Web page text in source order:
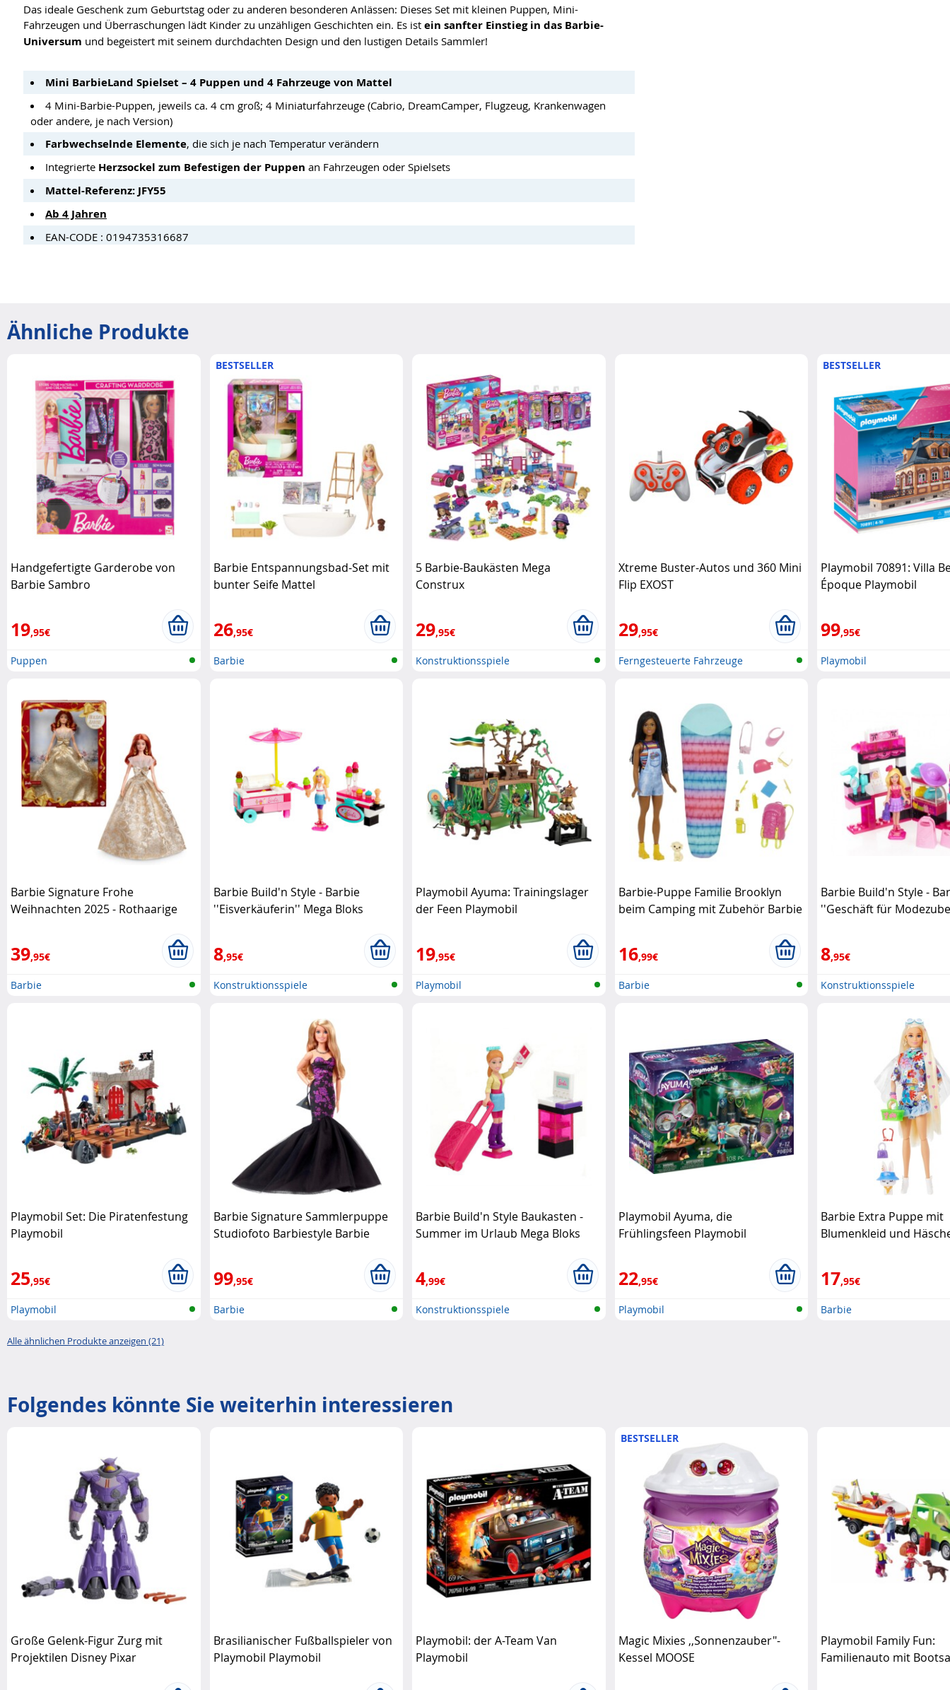
Das ideale Geschenk zum Geburtstag oder zu anderen besonderen Anlässen: Dieses Set mit kleinen Puppen, Mini-
Fahrzeugen und Überraschungen lädt Kinder zu unzähligen Geschichten ein. Es ist ein sanfter Einstieg in das Barbie-
Universum und begeistert mit seinem durchdachten Design und den lustigen Details Sammler!
Mini BarbieLand Spielset – 4 Puppen und 4 Fahrzeuge von Mattel
4 Mini-Barbie-Puppen, jeweils ca. 4 cm groß; 4 Miniaturfahrzeuge (Cabrio, DreamCamper, Flugzeug, Krankenwagen
oder andere, je nach Version)
Farbwechselnde Elemente, die sich je nach Temperatur verändern
Integrierte Herzsockel zum Befestigen der Puppen an Fahrzeugen oder Spielsets
Mattel-Referenz: JFY55
Ab 4 Jahren
EAN-CODE : 0194735316687
Ähnliche Produkte
Handgefertigte Garderobe von
Barbie Sambro
19,95€
Puppen
BESTSELLER
Barbie Entspannungsbad-Set mit
bunter Seife Mattel
26,95€
Barbie
5 Barbie-Baukästen Mega
Construx
29,95€
Konstruktionsspiele
Xtreme Buster-Autos und 360 Mini
Flip EXOST
29,95€
Ferngesteuerte Fahrzeuge
BESTSELLER
Playmobil 70891: Villa
Époque Playmobil
99,95€
Playmobil
Barbie Signature Frohe
Weihnachten 2025 - Rothaarige
39,95€
Barbie
Barbie Build'n Style - Barbie
''Eisverkäuferin'' Mega Bloks
8,95€
Konstruktionsspiele
Playmobil Ayuma: Trainingslager
der Feen Playmobil
19,95€
Playmobil
Barbie-Puppe Familie Brooklyn
beim Camping mit Zubehör Barbie
16,99€
Barbie
Barbie Build'n Style -
''Geschäft für
8,95€
Konstruktionsspiele
Playmobil Set: Die Piratenfestung
Playmobil
25,95€
Playmobil
Barbie Signature Sammlerpuppe
Studiofoto Barbiestyle Barbie
99,95€
Barbie
Barbie Build'n Style Baukasten -
Summer im Urlaub Mega Bloks
4,99€
Konstruktionsspiele
Playmobil Ayuma, die
Frühlingsfeen Playmobil
22,95€
Playmobil
Barbie Extra Puppe mit
Blumenkleid und
17,95€
Barbie
Alle ähnlichen Produkte anzeigen (21)
Folgendes könnte Sie weiterhin interessieren
Große Gelenk-Figur Zurg mit
Projektilen Disney Pixar
Brasilianischer Fußballspieler von
Playmobil Playmobil
Playmobil: der A-Team Van
Playmobil
BESTSELLER
Magic Mixies ,,Sonnenzauber"-
Kessel MOOSE
Playmobil Family Fun:
Familienauto mit